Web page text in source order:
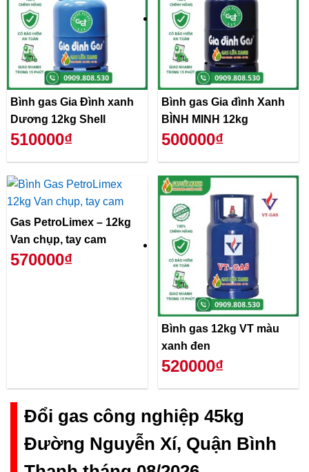
Bình gas Gia Đình xanh
Dương 12kg Shell
510000₫
Bình gas Gia đình Xanh
BÌNH MINH 12kg
500000₫
Gas PetroLimex – 12kg
Van chụp, tay cam
570000₫
Bình gas 12kg VT màu
xanh đen
520000₫
Đổi gas công nghiệp 45kg
Đường Nguyễn Xí, Quận Bình